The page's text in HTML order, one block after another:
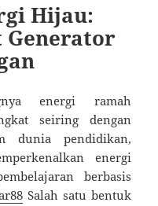
Hijau:
energi ramah
seiring dengan
dunia pendidikan,
energi
berbasis
Salah satu bentuk